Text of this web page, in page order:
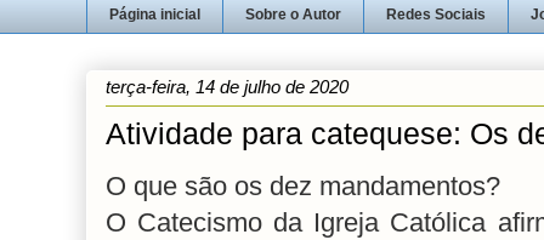
Página inicial Sobre o Autor Redes Sociais
terça-feira, 14 de julho de 2020
Atividade para catequese: Os
O que são os dez mandamentos?
O Catecismo da Igreja Católica